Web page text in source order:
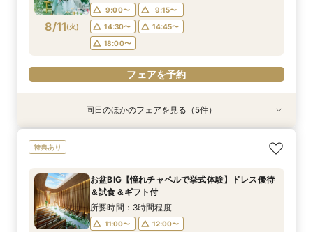
18:00〜
フェアを予約
18:00〜
フェアを予約
18:00〜
フェアを予約
18:00〜
フェアを予約
18:00〜
フェアを予約
8/11(火)
9:00〜
9:15〜
14:30〜
14:45〜
18:00〜
フェアを予約
特典あり 動画あり
8/11(火)
＼おもてなし重視の方必見／貸切体験×国産牛試
9:00〜
9:15〜
14:30〜
14:45〜
18:00〜
衣装試着 特典あり
8/11(火)
【貸切で安心♪】マタニティウェディング準備＆
9:00〜
9:15〜
14:30〜
14:45〜
18:00〜
特典あり
8/11(火)
【初見学におすすめ】全館見学×試食付*「即決
9:00〜
9:15〜
14:30〜
14:45〜
18:00〜
衣装試着 特典あり
8/11(火)
【和装とドレスが両方叶う】日本の伝統美×和モ
9:00〜
9:15〜
14:30〜
14:45〜
18:00〜
特典あり
8/11(火)
【少人数婚におすすめ】挙式×贅沢試食×おもて
9:00〜
9:15〜
14:30〜
14:45〜
18:00〜
同日のほかのフェアを見る（5件）
特典あり
お盆BIG【憧れチャペルで挙式体験】ドレス優待
＆試食＆ギフト付
所要時間：3時間程度
11:00〜 12:00〜